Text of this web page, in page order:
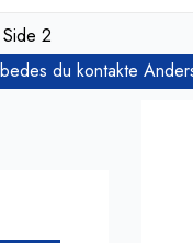
Side 2